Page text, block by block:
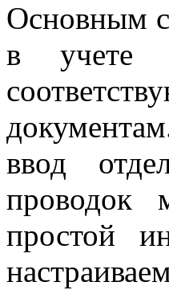
Основным
в учете
ввод
проводок
простой